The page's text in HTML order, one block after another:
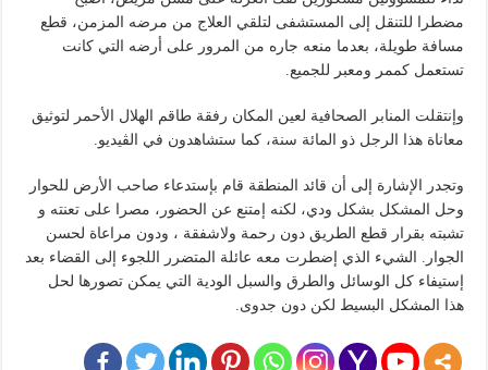
مضطرا للتنقل إلى المستشفى لتلقي العلاج من مرضه المزمن، قطع
مسافة طويلة، بعدما منعه جاره من المرور على أرضه التي كانت
تستعمل كممر ومعبر للجميع.
وإنتقلت المنابر الصحافية لعين المكان رفقة طاقم الهلال الأحمر لتوثيق
معاناة هذا الرجل ذو المائة سنة، كما ستشاهدون في الڤيديو.
وتجدر الإشارة إلى أن قائد المنطقة قام بإستدعاء صاحب الأرض للحوار
وحل المشكل بشكل ودي، لكنه إمتنع عن الحضور، مصرا على تعنته و
تشبته بقرار قطع الطريق دون رحمة ولاشفقة ، ودون مراعاة لحسن
الجوار. الشيء الذي إضطرت معه عائلة المتضرر اللجوء إلى القضاء بعد
إستيفاء كل الوسائل والطرق والسبل الودية التي يمكن تصورها لحل
هذا المشكل البسيط لكن دون جدوى.